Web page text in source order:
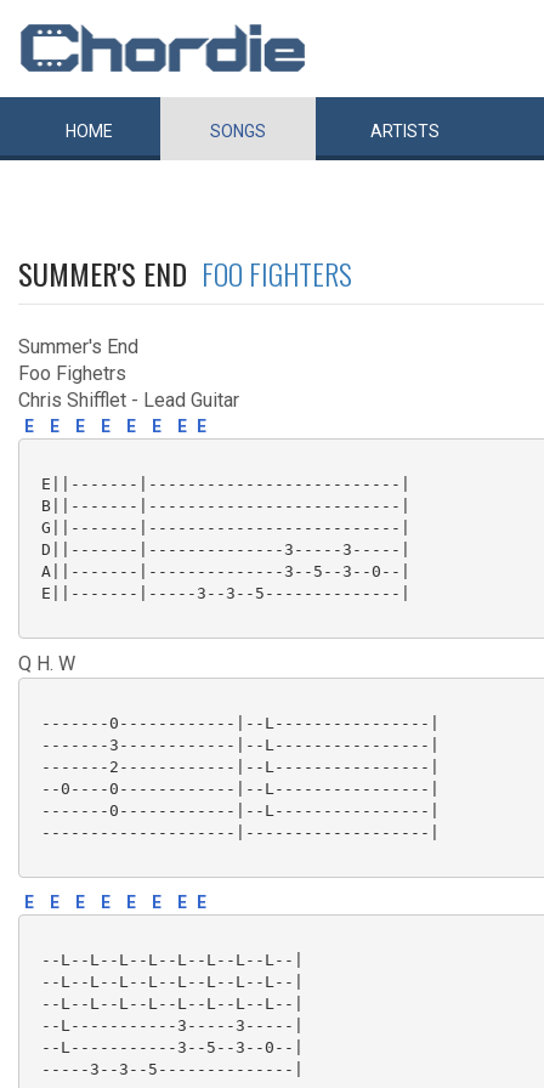
HOME SONGS ARTISTS
SUMMER'S END FOO FIGHTERS
Summer's End
Foo Fighetrs
Chris Shifflet - Lead Guitar
E E E E E E E E
E||-------|--------------------------|
B||-------|--------------------------|
G||-------|--------------------------|
D||-------|--------------3-----3-----|
A||-------|--------------3--5--3--0--|
E||-------|-----3--3--5--------------|
Q H. W
-------0------------|--L----------------|
-------3------------|--L----------------|
-------2------------|--L----------------|
--0----0------------|--L----------------|
-------0------------|--L----------------|
--------------------|-------------------|
E E E E E E E E
--L--L--L--L--L--L--L--L--|
--L--L--L--L--L--L--L--L--|
--L--L--L--L--L--L--L--L--|
--L-----------3-----3-----|
--L-----------3--5--3--0--|
-----3--3--5--------------|